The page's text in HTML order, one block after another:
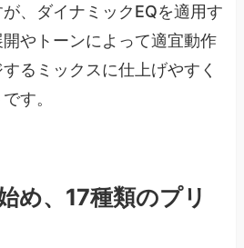
、ダイナミックEQを適用す
やトーンによって適宜動作
るミックスに仕上げやすく
す。
め、17種類のプリ